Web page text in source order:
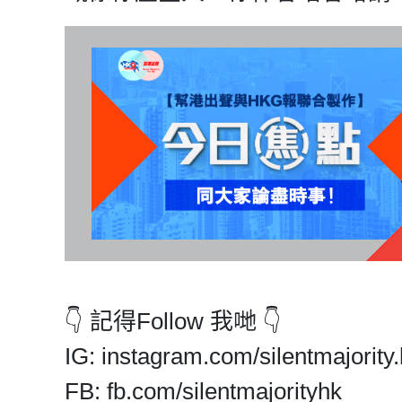
👇 記得Follow 我哋 👇
IG: instagram.com/
FB: fb.com/silentmajorityhk